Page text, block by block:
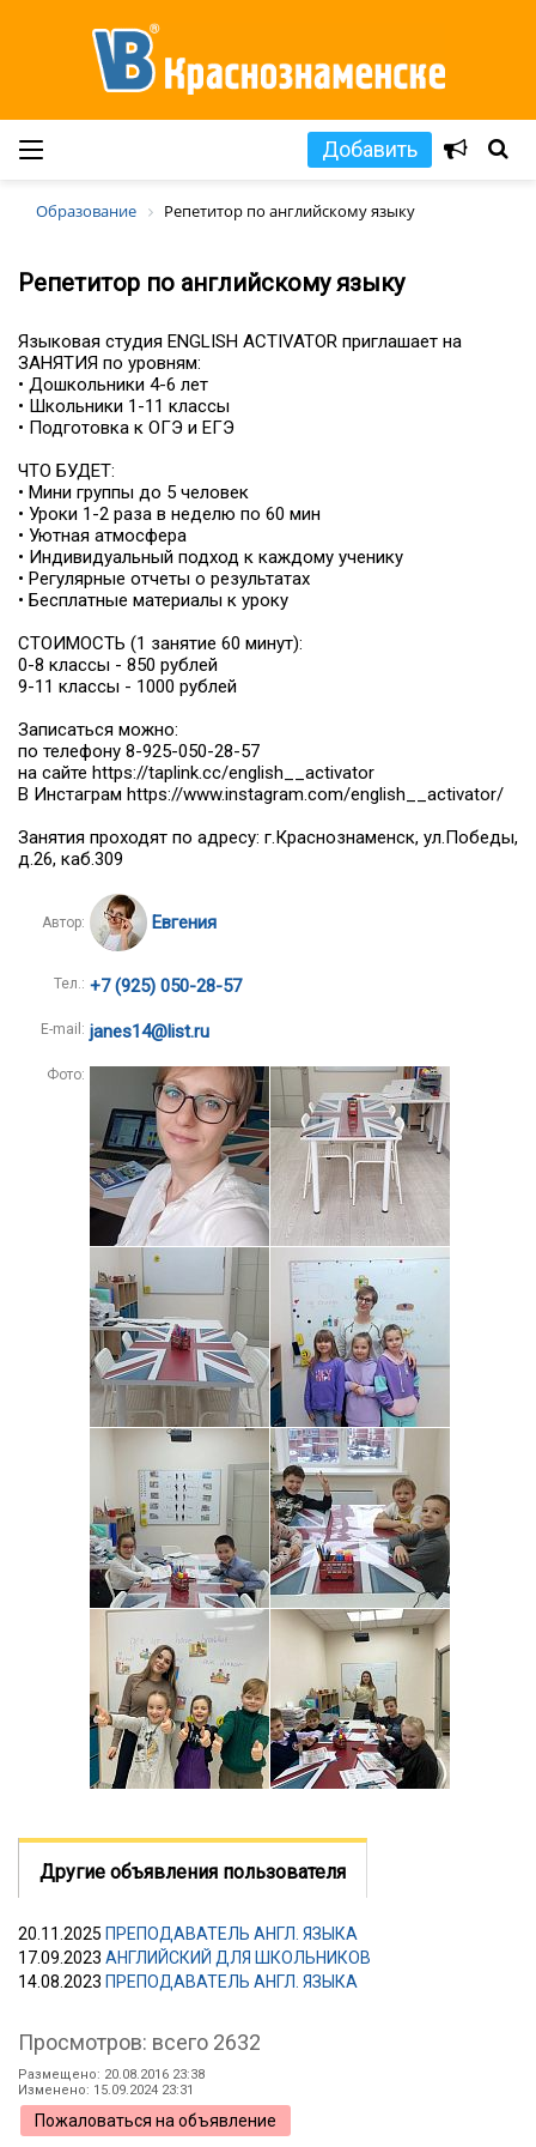
Добавить
Образование Репетитор по английскому языку
Репетитор по английскому языку
Языковая студия ENGLISH ACTIVATOR приглашает на
ЗАНЯТИЯ по уровням:
• Дошкольники 4-6 лет
• Школьники 1-11 классы
• Подготовка к ОГЭ и ЕГЭ
ЧТО БУДЕТ:
• Мини группы до 5 человек
• Уроки 1-2 раза в неделю по 60 мин
• Уютная атмосфера
• Индивидуальный подход к каждому ученику
• Регулярные отчеты о результатах
• Бесплатные материалы к уроку
СТОИМОСТЬ (1 занятие 60 минут):
0-8 классы - 850 рублей
9-11 классы - 1000 рублей
Записаться можно:
по телефону 8-925-050-28-57
на сайте https://taplink.cc/english__activator
В Инстаграм https://www.instagram.com/english__activator/
Занятия проходят по адресу: г.Краснознаменск, ул.Победы,
д.26, каб.309
Автор: Евгения
Тел.: +7 (925) 050-28-57
E-mail: janes14@list.ru
Фото:
Другие объявления пользователя
20.11.2025 ПРЕПОДАВАТЕЛЬ АНГЛ. ЯЗЫКА
17.09.2023 АНГЛИЙСКИЙ ДЛЯ ШКОЛЬНИКОВ
14.08.2023 ПРЕПОДАВАТЕЛЬ АНГЛ. ЯЗЫКА
Просмотров: всего 2632
Размещено: 20.08.2016 23:38
Изменено: 15.09.2024 23:31
Пожаловаться на объявление